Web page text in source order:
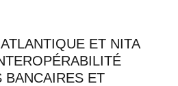
ET NITA
BANCAIRES ET